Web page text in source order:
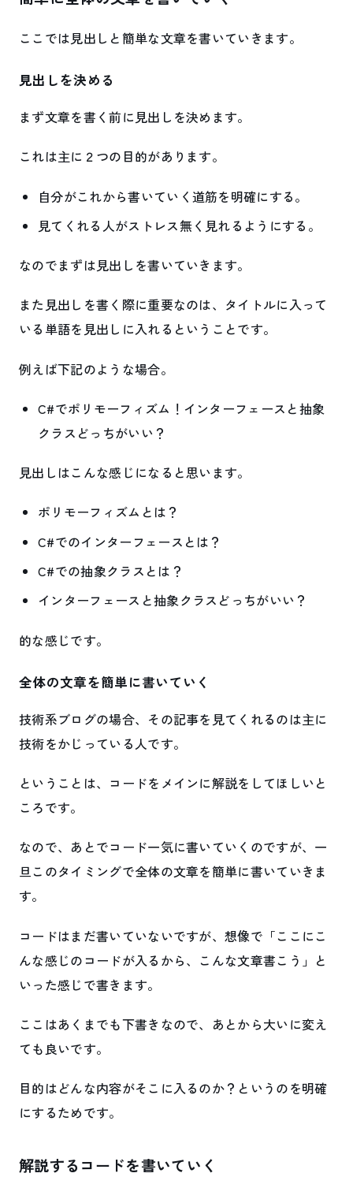
ここでは見出しと簡単な文章を書いていきます。
見出しを決める
まず文章を書く前に見出しを決めます。
これは主に２つの目的があります。
自分がこれから書いていく道筋を明確にする。
見てくれる人がストレス無く見れるようにする。
なのでまずは見出しを書いていきます。
また見出しを書く際に重要なのは、タイトルに入って
いる単語を見出しに入れるということです。
例えば下記のような場合。
C#でポリモーフィズム！インターフェースと抽象
クラスどっちがいい？
見出しはこんな感じになると思います。
ポリモーフィズムとは？
C#でのインターフェースとは？
C#での抽象クラスとは？
インターフェースと抽象クラスどっちがいい？
的な感じです。
全体の文章を簡単に書いていく
技術系ブログの場合、その記事を見てくれるのは主に
技術をかじっている人です。
ということは、コードをメインに解説をしてほしいと
ころです。
なので、あとでコード一気に書いていくのですが、一
旦このタイミングで全体の文章を簡単に書いていきま
す。
コードはまだ書いていないですが、想像で「ここにこ
んな感じのコードが入るから、こんな文章書こう」と
いった感じで書きます。
ここはあくまでも下書きなので、あとから大いに変え
ても良いです。
目的はどんな内容がそこに入るのか？というのを明確
にするためです。
解説するコードを書いていく